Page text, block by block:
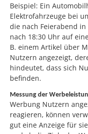
Beispiel: Ein
Elektrofahrzeuge bei
die nach Feierabend
nach 18:30 Uhr auf
B. einem Artikel über
Nutzern angezeigt,
hindeutet, dass sich
befinden.
Messung der
Werbung Nutzern
reagieren, können
gut eine Anzeige für